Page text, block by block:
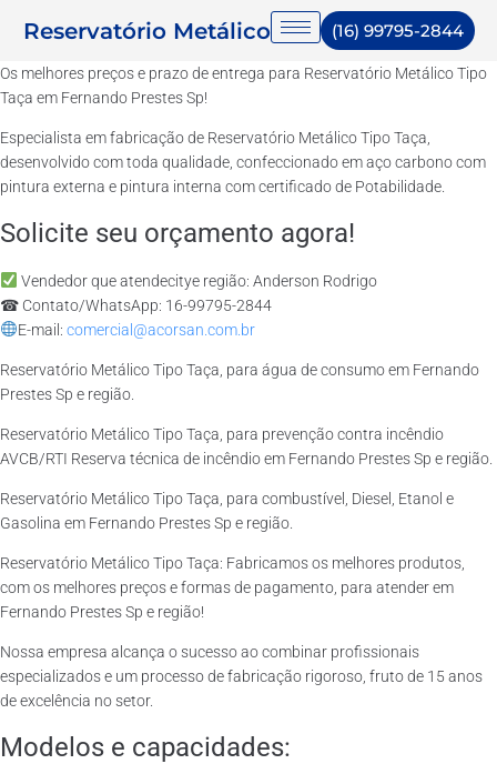
Reservatório Metálico (16) 99795-2844
Os melhores preços e prazo de entrega para Reservatório Metálico Tipo
Taça em Fernando Prestes Sp!
Especialista em fabricação de Reservatório Metálico Tipo Taça,
desenvolvido com toda qualidade, confeccionado em aço carbono com
pintura externa e pintura interna com certificado de Potabilidade.
Solicite seu orçamento agora!
Vendedor que atendecitye região: Anderson Rodrigo
☎ Contato/WhatsApp: 16-99795-2844
E-mail: comercial@acorsan.com.br
Reservatório Metálico Tipo Taça, para água de consumo em Fernando
Prestes Sp e região.
Reservatório Metálico Tipo Taça, para prevenção contra incêndio
AVCB/RTI Reserva técnica de incêndio em Fernando Prestes Sp e região.
Reservatório Metálico Tipo Taça, para combustível, Diesel, Etanol e
Gasolina em Fernando Prestes Sp e região.
Reservatório Metálico Tipo Taça: Fabricamos os melhores produtos,
com os melhores preços e formas de pagamento, para atender em
Fernando Prestes Sp e região!
Nossa empresa alcança o sucesso ao combinar profissionais
especializados e um processo de fabricação rigoroso, fruto de 15 anos
de excelência no setor.
Modelos e capacidades: